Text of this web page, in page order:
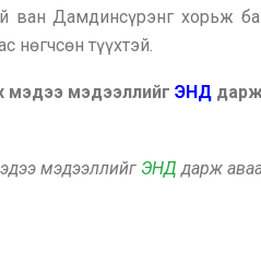
ван Дамдинсүрэнг хорьж
нөгчсөн түүхтэй.
мэдээ мэдээллийг ЭНД
мэдээллийг ЭНД дарж